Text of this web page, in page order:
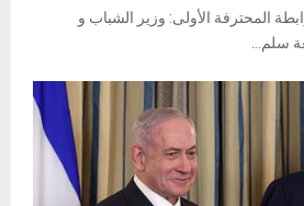
المحترفة الأولى: وزير الشباب و
سلم...